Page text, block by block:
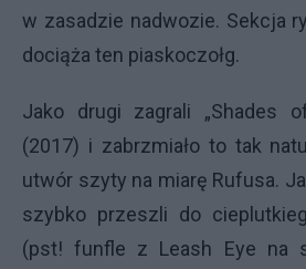
w zasadzie nadwozie. Sekcja
dociąża ten piaskoczołg.
Jako drugi zagrali „Shades
(2017) i zabrzmiało to tak
utwór szyty na miarę Rufusa.
szybko przeszli do
(pst! funfle z Leash Eye na